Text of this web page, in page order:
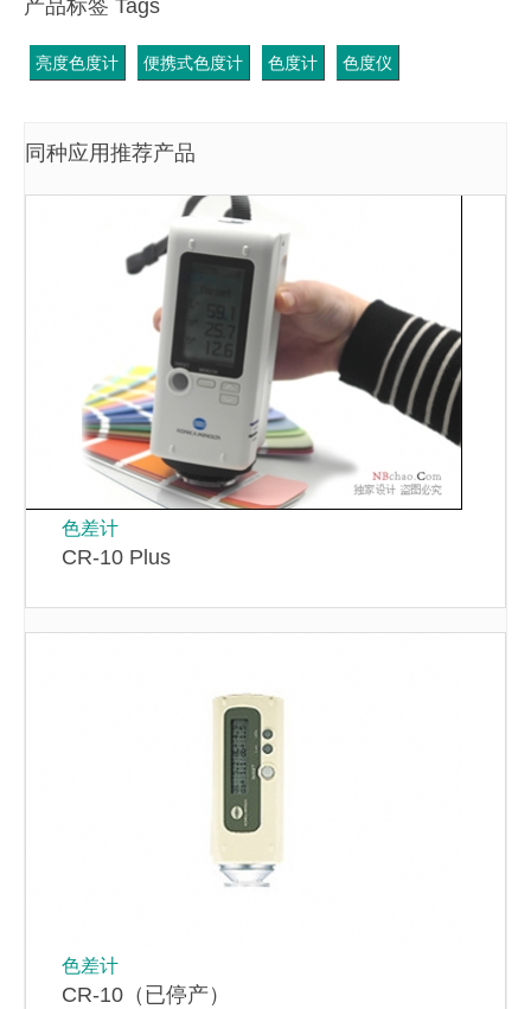
产品标签 Tags
亮度色度计 便携式色度计 色度计 色度仪
同种应用推荐产品
色差计
CR-10 Plus
色差计
CR-10（已停产）